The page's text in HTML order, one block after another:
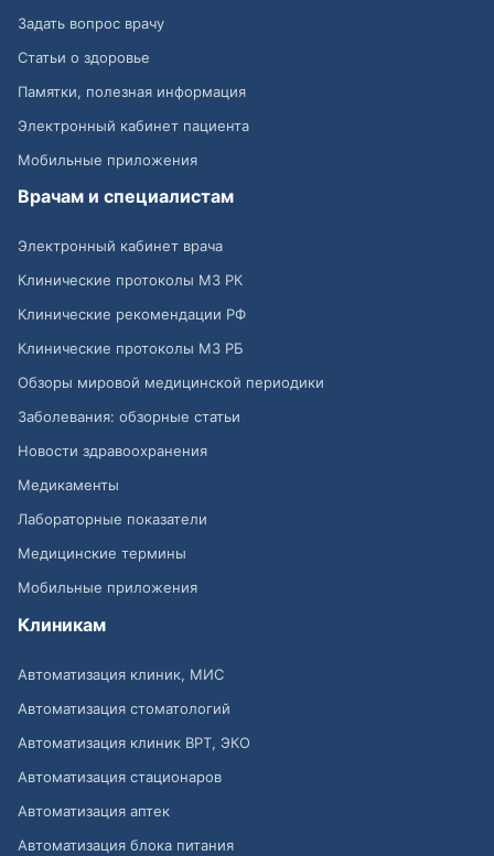
Задать вопрос врачу
Статьи о здоровье
Памятки, полезная информация
Электронный кабинет пациента
Мобильные приложения
Врачам и специалистам
Электронный кабинет врача
Клинические протоколы МЗ РК
Клинические рекомендации РФ
Клинические протоколы МЗ РБ
Обзоры мировой медицинской периодики
Заболевания: обзорные статьи
Новости здравоохранения
Медикаменты
Лабораторные показатели
Медицинские термины
Мобильные приложения
Клиникам
Автоматизация клиник, МИС
Автоматизация стоматологий
Автоматизация клиник ВРТ, ЭКО
Автоматизация стационаров
Автоматизация аптек
Автоматизация блока питания